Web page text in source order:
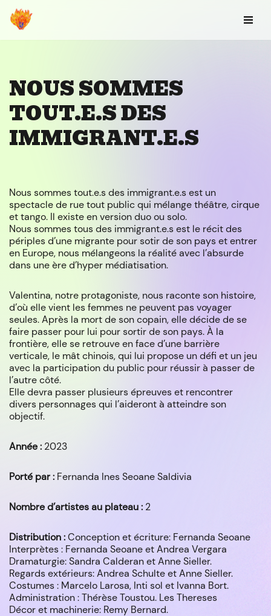
Aller
au
NOUS SOMMES
TOUT.E.S DES
IMMIGRANT.E.S
Nous sommes tout.e.s des immigrant.e.s est un
spectacle de rue tout public qui mélange théâtre, cirque
et tango. Il existe en version duo ou solo.
Nous sommes tous des immigrant.e.s est le récit des
périples d’une migrante pour sotir de son pays et entrer
en Europe, nous mélangeons la réalité avec l’absurde
dans une ère d’hyper médiatisation.
Valentina, notre protagoniste, nous raconte son histoire,
d’où elle vient les femmes ne peuvent pas voyager
seules. Après la mort de son copain, elle décide de se
faire passer pour lui pour sortir de son pays. À la
frontière, elle se retrouve en face d’une barrière
verticale, le mât chinois, qui lui propose un défi et un jeu
avec la participation du public pour réussir à passer de
l’autre côté.
Elle devra passer plusieurs épreuves et rencontrer
divers personnages qui l’aideront à atteindre son
objectif.
Année : 2023
Porté par : Fernanda Ines Seoane Saldivia
Nombre d’artistes au plateau : 2
Distribution :Conception et écriture: Fernanda Seoane
Interprètes : Fernanda Seoane et Andrea Vergara
Dramaturgie: Sandra Calderan et Anne Sieller.
Regards extérieurs: Andrea Schulte et Anne Sieller.
Costumes : Marcelo Larosa, Inti sol et Ivanna Bort.
Administration : Thérèse Toustou. Les Thereses
Décor et machinerie: Remy Bernard.